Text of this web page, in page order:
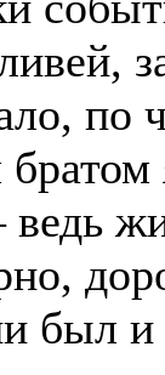
по
был